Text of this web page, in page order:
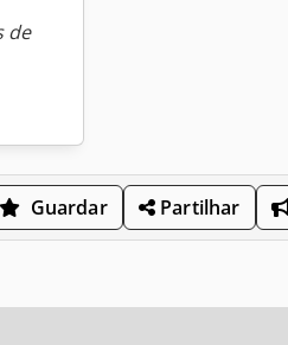
de
Guardar Partilhar